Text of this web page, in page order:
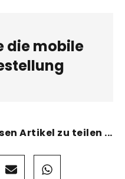
die mobile
Artikel zu teilen ...